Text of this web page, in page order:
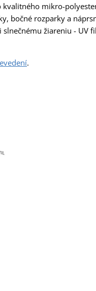
mikro-
bočné rozparky a
žiareniu - UV
.